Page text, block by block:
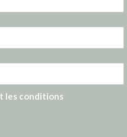
les conditions